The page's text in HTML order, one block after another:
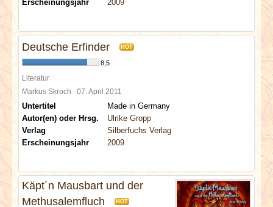
Erscheinungsjahr
2009
Deutsche Erfinder HOT
8,5
Literatur
Markus Skroch 07. April 2011
Untertitel
Made in Germany
Autor(en) oder Hrsg.
Ulrike Gropp
Verlag
Silberfuchs Verlag
Erscheinungsjahr
2009
Käpt´n Mausbart und der
Methusalemfluch
HOT